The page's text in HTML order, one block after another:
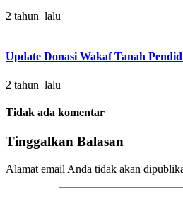
2 tahun lalu
Update Donasi Wakaf Tanah
2 tahun lalu
Tidak ada komentar
Tinggalkan Balasan
Alamat email Anda tidak akan